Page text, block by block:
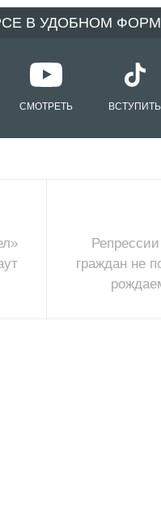
В УДОБНОМ
СМОТРЕТЬ ВСТУПИТЬ
граждан не